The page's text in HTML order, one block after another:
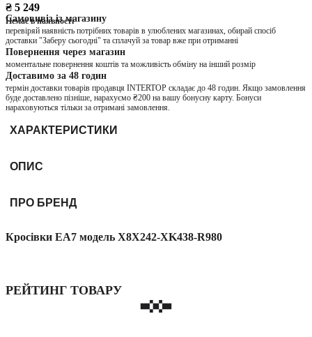
₴ 5 249
Немає в наявності
Самовивіз із магазину
перевіряй наявність потрібних товарів в улюблених магазинах, обирай спосіб
доставки "Заберу сьогодні" та сплачуй за товар вже при отриманні
Повернення через магазин
моментальне повернення коштів та можливість обміну на інший розмір
Доставимо за 48 годин
термін доставки товарів продавця INTERTOP складає до 48 годин. Якщо замовлення
буде доставлено пізніше, нарахуємо ₴200 на вашу бонусну карту. Бонуси
нараховуються тільки за отримані замовлення.
ХАРАКТЕРИСТИКИ
ОПИС
ПРО БРЕНД
Кросівки EA7 модель X8X242-XK438-R980
РЕЙТИНГ ТОВАРУ